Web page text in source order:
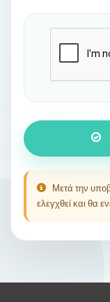
Μετά την
ελεγχθεί και θα